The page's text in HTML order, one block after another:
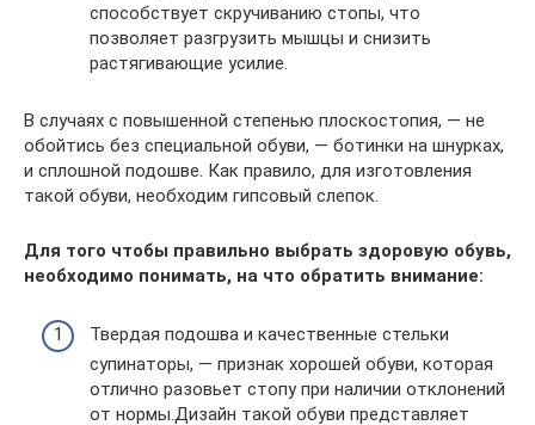
способствует скручиванию стопы, что
позволяет разгрузить мышцы и снизить
растягивающие усилие.
В случаях с повышенной степенью плоскостопия, — не
обойтись без специальной обуви, — ботинки на шнурках,
и сплошной подошве. Как правило, для изготовления
такой обуви, необходим гипсовый слепок.
Для того чтобы правильно выбрать здоровую обувь,
необходимо понимать, на что обратить внимание:
Твердая подошва и качественные стельки
супинаторы, — признак хорошей обуви, которая
отлично разовьет стопу при наличии отклонений
от нормы.Дизайн такой обуви представляет